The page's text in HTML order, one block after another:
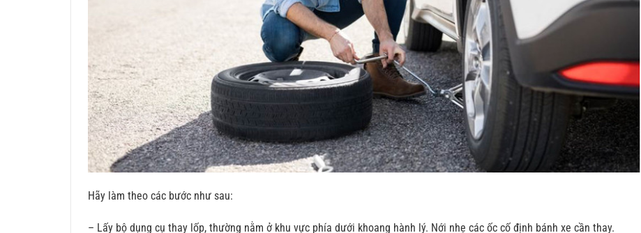
Hãy làm theo các bước như sau:
– Lấy bộ dụng cụ thay lốp, thường nằm ở khu vực phía dưới khoang hành lý. Nới nhẹ các ốc cố định bánh xe cần thay.